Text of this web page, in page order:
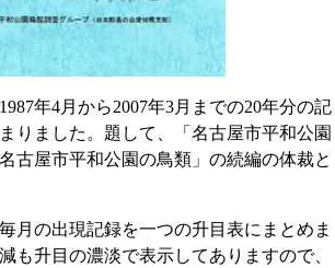
年4月から2007年3月までの20年分の記
りました。題して、「名古屋市平和公園
古屋市平和公園の鳥類」の続編の体裁と
月の出現記録を一つの升目表にまとめま
も升目の濃淡で表示してありますので、